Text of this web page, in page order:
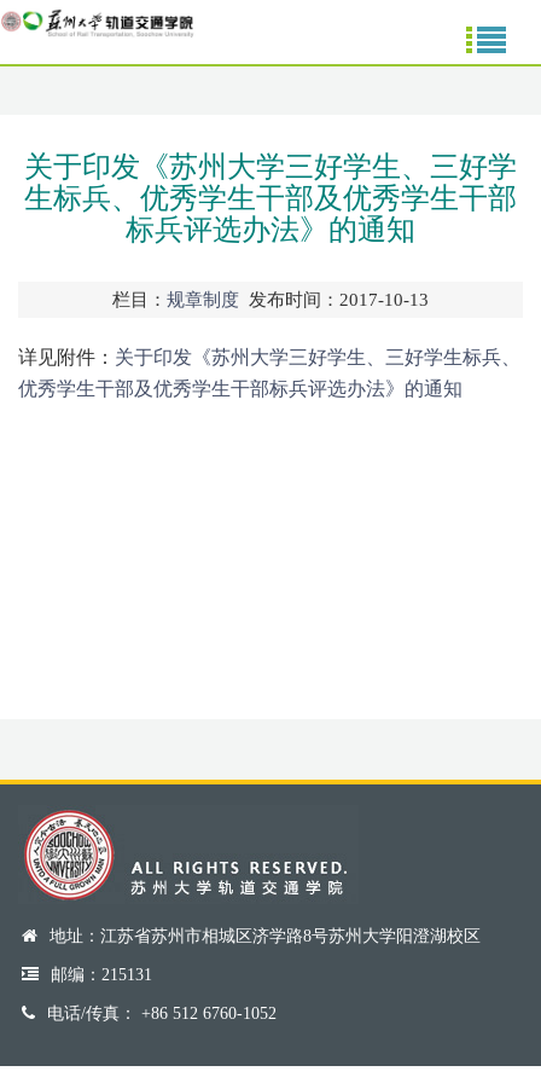
关于印发《苏州大学三好学生、三好学
生标兵、优秀学生干部及优秀学生干部
标兵评选办法》的通知
栏目： 规章制度 发布时间：2017-10-13
详见附件： 关于印发《苏州大学三好学生、三好学生标兵、
优秀学生干部及优秀学生干部标兵评选办法》的通知
地址：江苏省苏州市相城区济学路8号苏州大学阳澄湖校区
邮编：215131
电话/传真： +86 512 6760-1052